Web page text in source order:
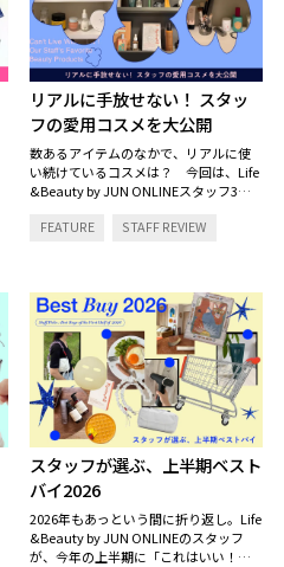
リアルに手放せない！ スタッ
フの愛用コスメを大公開
数あるアイテムのなかで、リアルに使
い続けているコスメは？ 今回は、Life
&Beauty by JUN ONLINEスタッフ3名
キンケアからヘアケアまで、毎日の定
FEATURE STAFF REVIEW
スタッフが選ぶ、上半期ベスト
バイ2026
2026年もあっという間に折り返し。Life
&Beauty by JUN ONLINEのスタッフ
が、今年の上半期に「これはいい！」